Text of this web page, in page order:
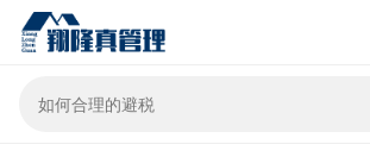
财税百科